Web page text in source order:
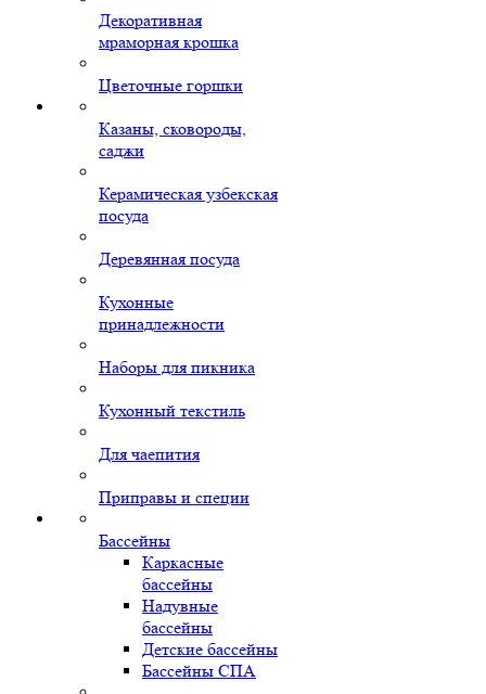
Декоративная
мраморная крошка
Цветочные горшки
Казаны, сковороды,
саджи
Керамическая узбекская
посуда
Деревянная посуда
Кухонные
принадлежности
Наборы для пикника
Кухонный текстиль
Для чаепития
Приправы и специи
Бассейны
Каркасные
бассейны
Надувные
бассейны
Детские бассейны
Бассейны СПА